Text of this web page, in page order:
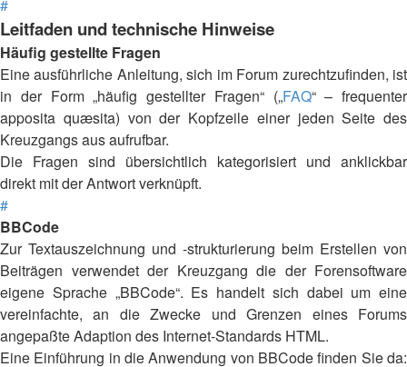
#
Leitfaden und technische Hinweise
Häufig gestellte Fragen
Eine ausführliche Anleitung, sich im Forum zurechtzufinden, ist
in der Form „häufig gestellter Fragen“ („FAQ“ – frequenter
apposita quæsita) von der Kopfzeile einer jeden Seite des
Kreuzgangs aus aufrufbar.
Die Fragen sind übersichtlich kategorisiert und anklickbar
direkt mit der Antwort verknüpft.
#
BBCode
Zur Textauszeichnung und -strukturierung beim Erstellen von
Beiträgen verwendet der Kreuzgang die der Forensoftware
eigene Sprache „BBCode“. Es handelt sich dabei um eine
vereinfachte, an die Zwecke und Grenzen eines Forums
angepaßte Adaption des Internet-Standards HTML.
Eine Einführung in die Anwendung von BBCode finden Sie da: